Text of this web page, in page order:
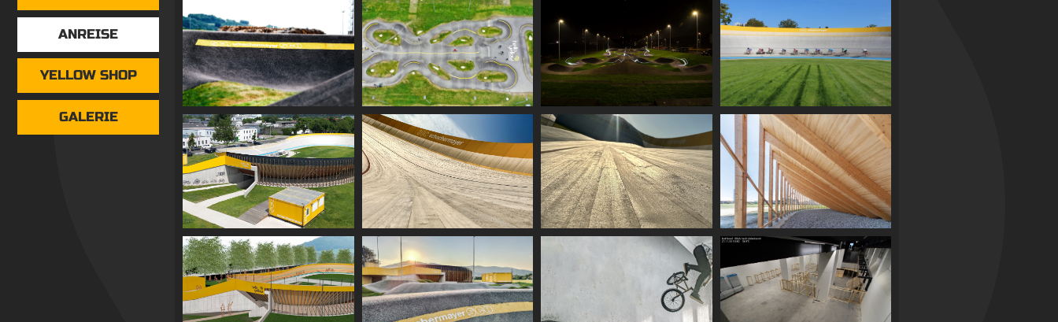
ANREISE
YELLOW SHOP
GALERIE